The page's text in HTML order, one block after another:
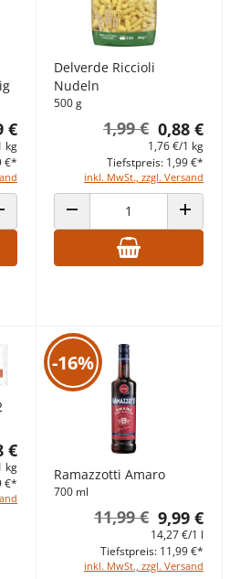
€
kg
€*
ERHÖHEN
Delverde Riccioli
Nudeln
500 g
0,88 €
1,99 €
1,76 €/1 kg
inkl. MwSt., zzgl. Versand
Tiefstpreis: 1,99 €*
ANZAHL VERRINGERN ANZAHL
€
kg
€*
-16%
Ramazzotti Amaro
700 ml
9,99 €
11,99 €
14,27 €/1 l
inkl. MwSt., zzgl. Versand
Tiefstpreis: 11,99 €*